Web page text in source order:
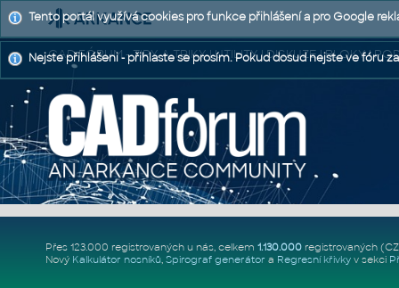
CAD FÓRUM - TIPY A TRIKY | UTILITY | DISKUZE | BLOKY |
Přes 123.000 registrovaných u nás, celkem 1.130.000registrovaných
Nový Kalkulátor nosníků, Spirograf generátor a Regresní křivkyv sekci
Tento portál využívá cookies pro funkce přihlášení a pro Google
Nejste přihlášeni - přihlaste se prosím. Pokud dosud nejste ve fóru